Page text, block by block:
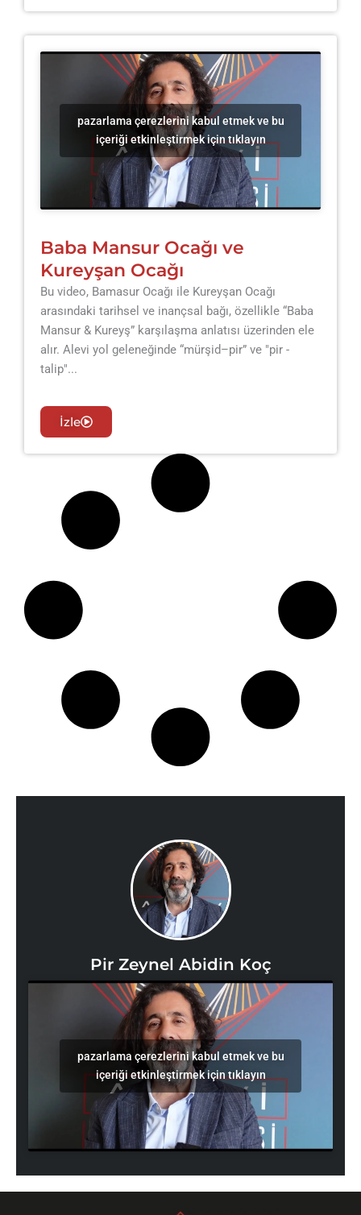
pazarlama çerezlerini kabul etmek ve bu
içeriği etkinleştirmek için tıklayın
Baba Mansur Ocağı ve
Kureyşan Ocağı
Bu video, Bamasur Ocağı ile Kureyşan Ocağı
arasındaki tarihsel ve inançsal bağı, özellikle “Baba
Mansur & Kureyş” karşılaşma anlatısı üzerinden ele
alır. Alevi yol geleneğinde “mürşid–pir” ve "pir -
talip"...
İzle
Pir Zeynel Abidin Koç
pazarlama çerezlerini kabul etmek ve bu
içeriği etkinleştirmek için tıklayın